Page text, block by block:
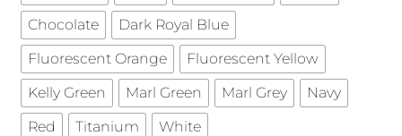
Chocolate
Dark Royal Blue
Fluorescent Orange
Fluorescent Yellow
Kelly Green
Marl Green Marl Grey
Navy
Red
Titanium White